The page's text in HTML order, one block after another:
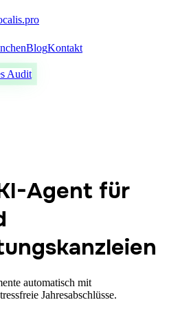
BlogKontakt
Audit
Agent für
automatisch mit
Jahresabschlüsse.